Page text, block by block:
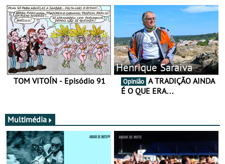
TOM VITOÍN - Episódio 91
Henrique Saraiva
Opinião
É O QUE ERA…
Multimédia